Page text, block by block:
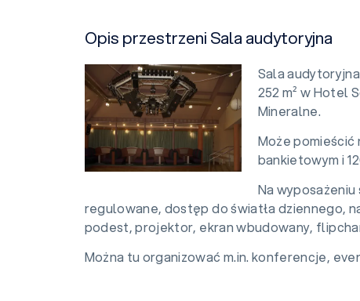
Opis przestrzeni Sala audytoryjna
Sala
252 m² w Hotel
Mineralne.
Może
bankietowym i
Na
regulowane, dostęp do światła dziennego,
podest, projektor, ekran wbudowany,
Można tu organizować m.in. konferencje,